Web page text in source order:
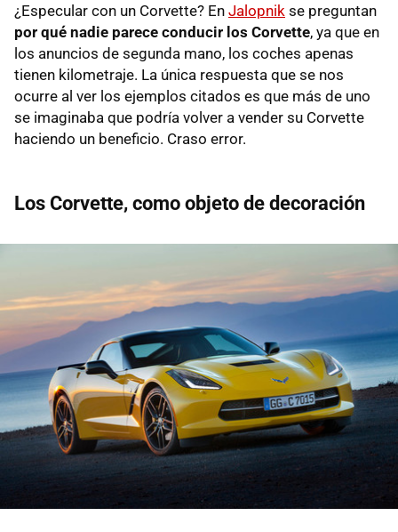
¿Especular con un Corvette? En Jalopnik se preguntan
por qué nadie parece conducir los Corvette, ya que en
los anuncios de segunda mano, los coches apenas
tienen kilometraje. La única respuesta que se nos
ocurre al ver los ejemplos citados es que más de uno
se imaginaba que podría volver a vender su Corvette
haciendo un beneficio. Craso error.
Los Corvette, como objeto de decoración